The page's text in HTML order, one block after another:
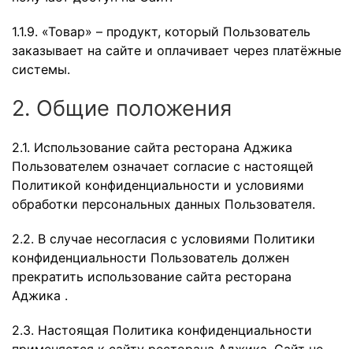
1.1.9. «Товар» – продукт, который Пользователь
заказывает на сайте и оплачивает через платёжные
системы.
2. Общие положения
2.1. Использование сайта ресторана Аджика
Пользователем означает согласие с настоящей
Политикой конфиденциальности и условиями
обработки персональных данных Пользователя.
2.2. В случае несогласия с условиями Политики
конфиденциальности Пользователь должен
прекратить использование сайта ресторана
Аджика .
2.3. Настоящая Политика конфиденциальности